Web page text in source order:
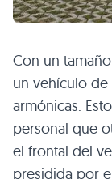
Con un
un vehículo
armónicas.
personal que
el frontal del
presidida por